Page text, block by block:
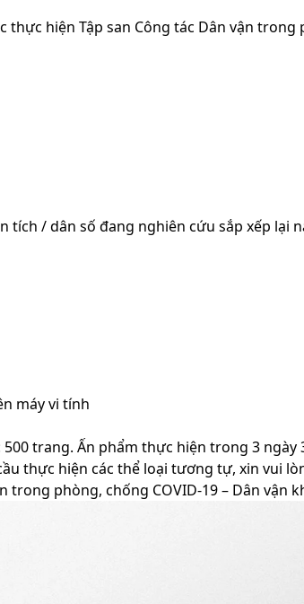
hiện Tập san Công tác Dân vận
tích / dân số đang nghiên cứu sắp xếp lại
máy vi tính
trang. Ấn phẩm thực hiện trong 3 ngày
thực hiện các thể loại tương tự, xin vui
trong phòng, chống COVID-19 – Dân